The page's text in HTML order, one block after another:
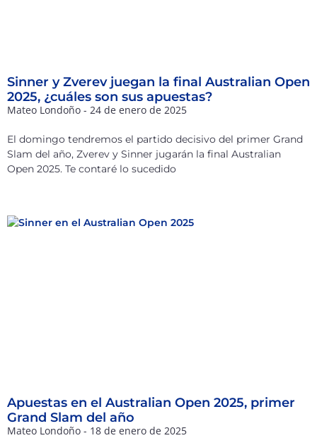
Sinner y Zverev juegan la final Australian Open
2025, ¿cuáles son sus apuestas?
Mateo Londoño 24 de enero de 2025
El domingo tendremos el partido decisivo del primer Grand
Slam del año, Zverev y Sinner jugarán la final Australian
Open 2025. Te contaré lo sucedido
Apuestas en el Australian Open 2025, primer
Grand Slam del año
Mateo Londoño 18 de enero de 2025